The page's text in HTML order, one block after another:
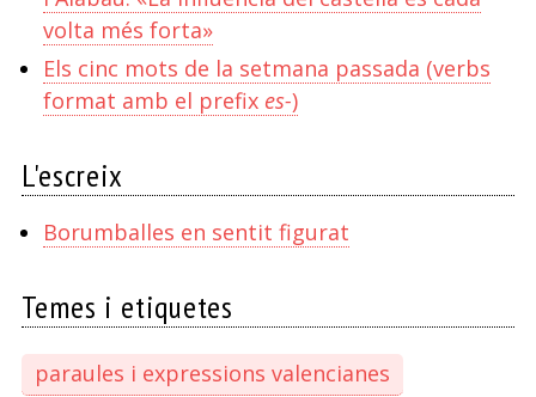
volta més forta»
Els cinc mots de la setmana passada (verbs
format amb el prefix es-)
L'escreix
Borumballes en sentit figurat
Temes i etiquetes
paraules i expressions valencianes